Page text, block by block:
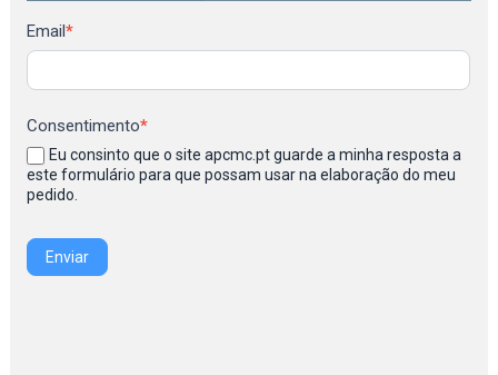
Newsletter
Email*
Consentimento*
Eu consinto que o site apcmc.pt guarde a minha resposta a
este formulário para que possam usar na elaboração do meu
pedido.
Enviar